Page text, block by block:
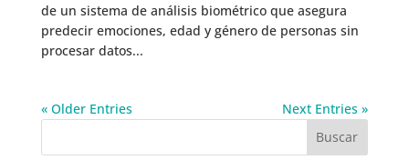
de un sistema de análisis biométrico que asegura
predecir emociones, edad y género de personas sin
procesar datos...
« Older Entries Next Entries »